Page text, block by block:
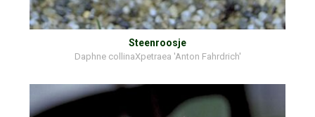
Steenroosje
Daphne collinaXpetraea 'Anton Fahrdrich'